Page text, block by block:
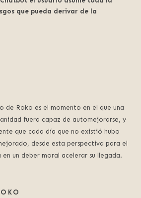
que pueda derivar de la
de Roko es el momento en el que una
fuera capaz de automejorarse, y
que cada día que no existió hubo
desde esta perspectiva para el
un deber moral acelerar su llegada.